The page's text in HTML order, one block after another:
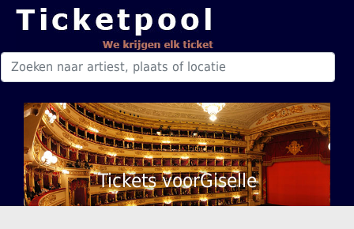
Tickets voorGiselle